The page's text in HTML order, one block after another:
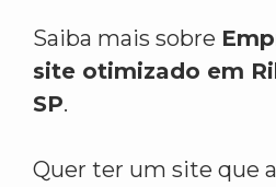
Saiba mais sobre
site otimizado em
SP.
Quer ter um site que